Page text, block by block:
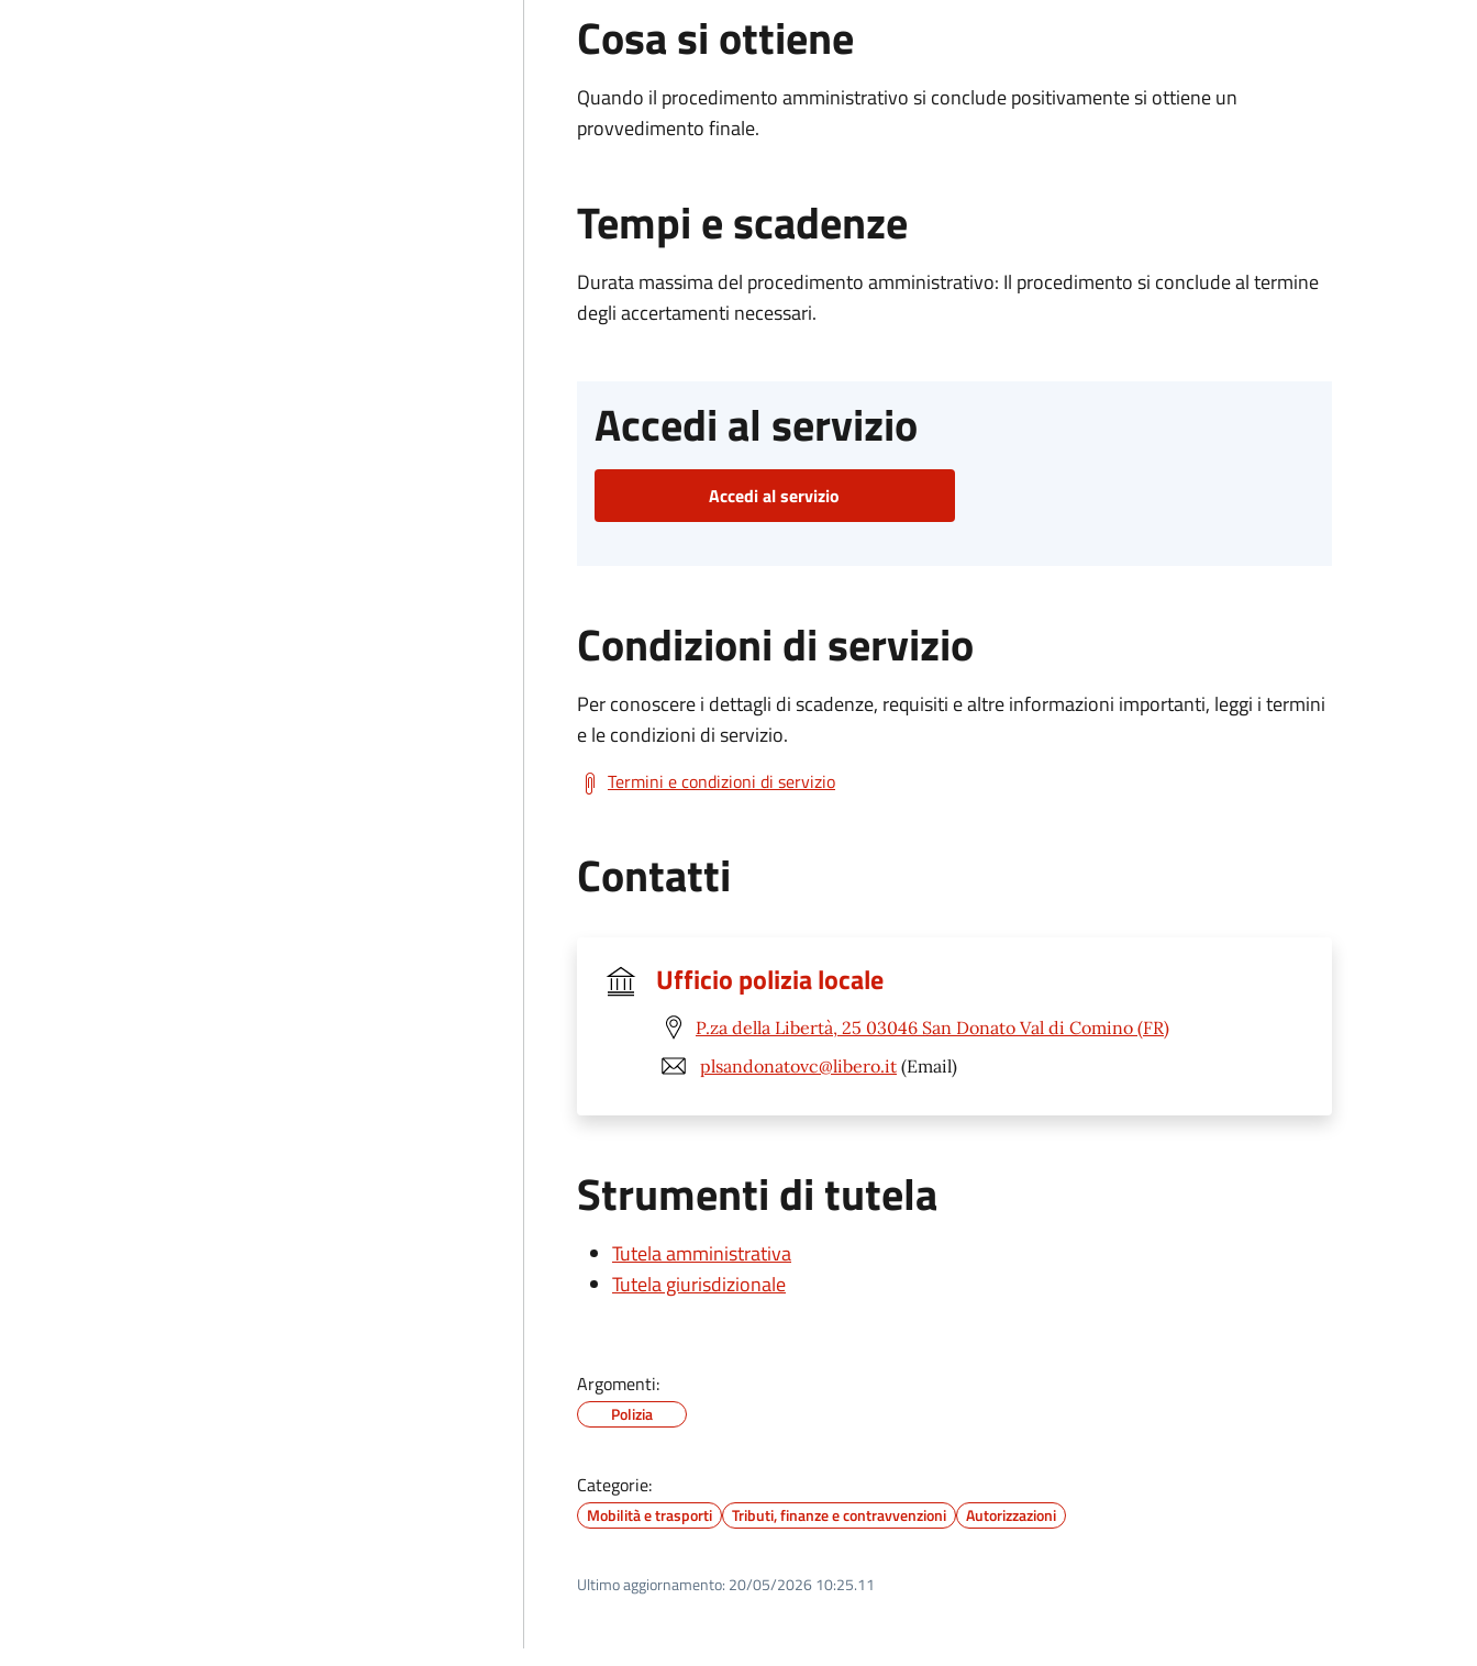
Cosa si ottiene
Quando il procedimento amministrativo si conclude positivamente si ottiene un
provvedimento finale.
Tempi e scadenze
Durata massima del procedimento amministrativo: Il procedimento si conclude al termine
degli accertamenti necessari.
Accedi al servizio
Accedi al servizio
Condizioni di servizio
Per conoscere i dettagli di scadenze, requisiti e altre informazioni importanti, leggi i termini
e le condizioni di servizio.
Termini e condizioni di servizio
Contatti
Ufficio polizia locale
P.za della Libertà, 25 03046 San Donato Val di Comino (FR)
plsandonatovc@libero.it (Email)
Strumenti di tutela
Tutela amministrativa
Tutela giurisdizionale
Argomenti:
Polizia
Categorie:
Mobilità e trasporti Tributi, finanze e contravvenzioni Autorizzazioni
Ultimo aggiornamento: 20/05/2026 10:25.11